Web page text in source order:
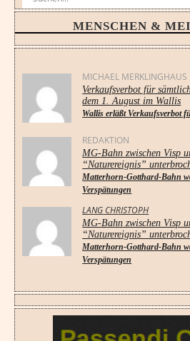
MENSCHEN &
MICHAEL MERKLINGHAUS
Verkaufsverbot für
dem 1. August im Wallis
Wallis erläßt Verkaufsverbot
REDAKTION
MG-Bahn zwischen Visp
“Naturereignis”
Matterhorn-Gotthard-Bahn
Verspätungen
LANG CHRISTOPH
MG-Bahn zwischen Visp
“Naturereignis”
Matterhorn-Gotthard-Bahn
Verspätungen